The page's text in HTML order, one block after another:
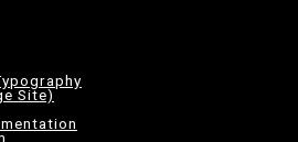
Site)